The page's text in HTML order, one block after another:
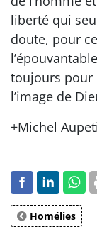
liberté qui
doute, pour
toujours pour
l’image de
+Michel
Homélies